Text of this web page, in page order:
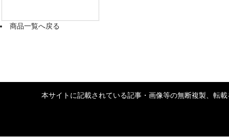
商品一覧へ戻る
本サイトに記載されている記事・画像等の無断複製、転